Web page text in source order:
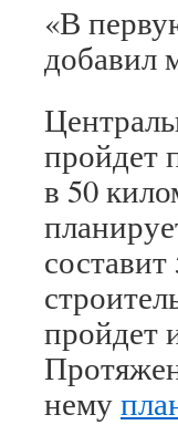
«В
добавил
пройдет
в 50
пройдет
нему